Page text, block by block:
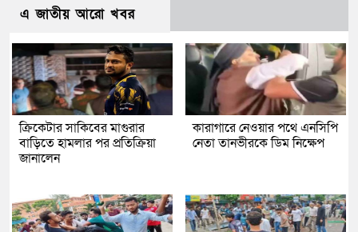
এ জাতীয় আরো খবর
ক্রিকেটার সাকিবের মাগুরার
বাড়িতে হামলার পর প্রতিক্রিয়া
জানালেন
কারাগারে নেওয়ার পথে এনসিপি
নেতা তানভীরকে ডিম নিক্ষেপ